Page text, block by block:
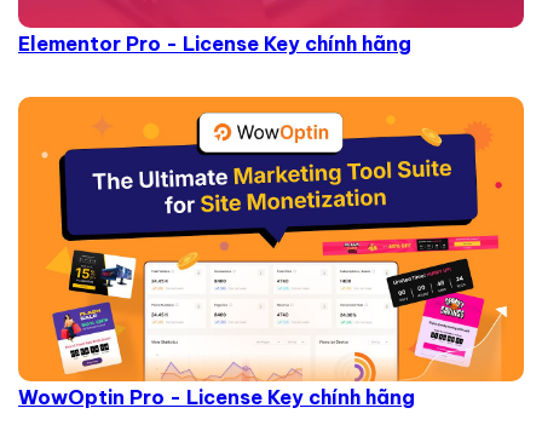
Elementor Pro - License Key chính hãng
WowOptin Pro - License Key chính hãng